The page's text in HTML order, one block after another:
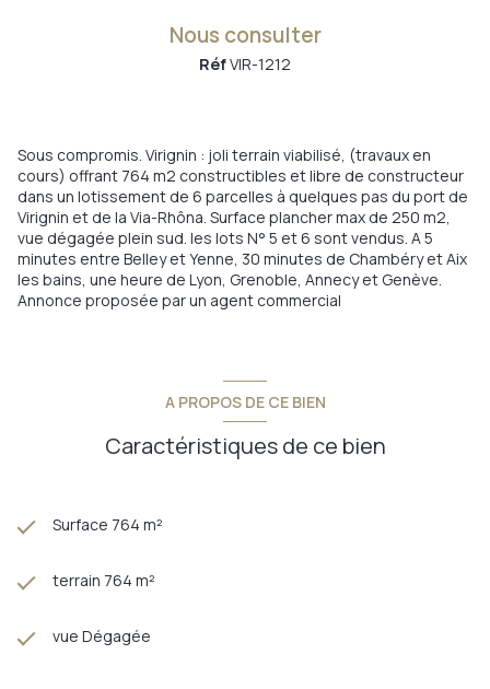
Nous consulter
RéfVIR-1212
Sous compromis. Virignin : joli terrain viabilisé, (travaux en
cours) offrant 764 m2 constructibles et libre de constructeur
dans un lotissement de 6 parcelles à quelques pas du port de
Virignin et de la Via-Rhôna. Surface plancher max de 250 m2,
vue dégagée plein sud. les lots N° 5 et 6 sont vendus. A 5
minutes entre Belley et Yenne, 30 minutes de Chambéry et Aix
les bains, une heure de Lyon, Grenoble, Annecy et Genève.
Annonce proposée par un agent commercial
A PROPOS DE CE BIEN
Caractéristiques de ce bien
Surface 764 m²
terrain 764 m²
vue Dégagée